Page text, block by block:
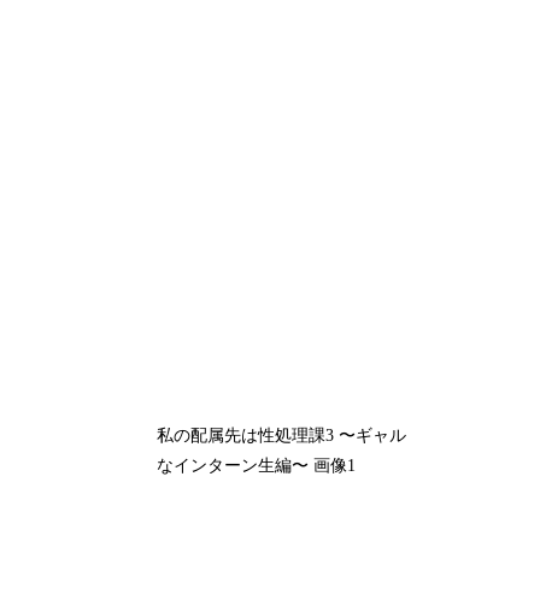
私の配属先は性処理課3 〜ギャル
なインターン生編〜 画像1